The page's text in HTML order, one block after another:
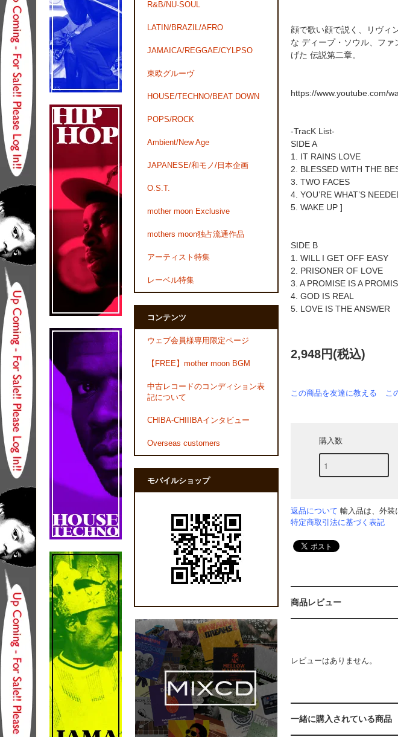
顔で歌い顔で説く、リヴィ
な ディープ・ソウル、フ
げた 伝説第二章。
https://www.youtube.com/
-TracK List-
SIDE A
1. IT RAINS LOVE
2. BLESSED WITH THE
3. TWO FACES
4. YOU’RE WHAT’S
5. WAKE UP ]
SIDE B
1. WILL I GET OFF EASY
2. PRISONER OF LOVE
3. A PROMISE IS A
4. GOD IS REAL
5. LOVE IS THE ANSWER
2,948円(税込)
この商品を友達に教える こ
購入数
返品について 輸入品は、外装
特定商取引法に基づく表記
商品レビュー
レビューはありません。
一緒に購入されている商品
R&B/NU-SOUL
LATIN/BRAZIL/AFRO
JAMAICA/REGGAE/CYLPSO
東欧グルーヴ
HOUSE/TECHNO/BEAT DOWN
POPS/ROCK
Ambient/New Age
JAPANESE/和モノ/日本企画
O.S.T.
mother moon Exclusive
mothers moon独占流通作品
アーティスト特集
レーベル特集
コンテンツ
ウェブ会員様専用限定ページ
【FREE】mother moon BGM
中古レコードのコンディション表
記について
CHIBA-CHIIIBAインタビュー
Overseas customers
モバイルショップ